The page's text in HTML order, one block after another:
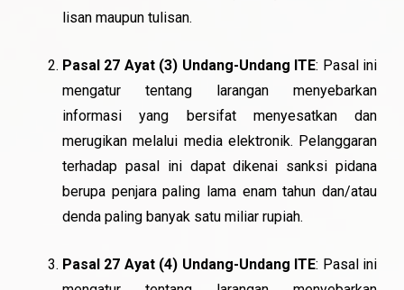
lisan maupun tulisan.
Pasal 27 Ayat (3) Undang-Undang ITE: Pasal ini
mengatur tentang larangan menyebarkan
informasi yang bersifat menyesatkan dan
merugikan melalui media elektronik. Pelanggaran
terhadap pasal ini dapat dikenai sanksi pidana
berupa penjara paling lama enam tahun dan/atau
denda paling banyak satu miliar rupiah.
Pasal 27 Ayat (4) Undang-Undang ITE: Pasal ini